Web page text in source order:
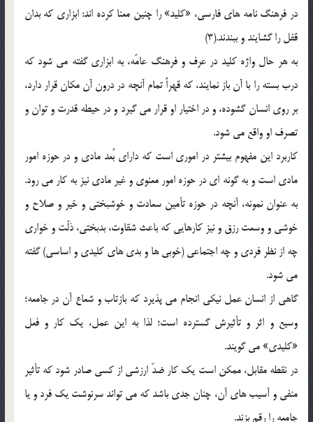
در فرهنگ نامه های فارسی، «کلید» را چنین معنا کرده اند: ابزاری که بدان
قفل را گشایند و ببندند.(3)
به هر حال واژه کلید در عرف و فرهنگ عامّه، به ابزاری گفته می شود که
درب بسته را با آن باز نمایند، که قهراً تمام آنچه در درون آن مکان قرار دارد،
بر روی انسان گشوده، و در اختیار او قرار می گیرد و در حیطه قدرت و توان و
تصرف او واقع می شود.
کاربرد این مفهوم بیشتر در اموری است که دارای بُعد مادی و در حوزه امور
مادی است و به گونه ای در حوزه امور معنوی و غیر مادی نیز به کار می رود.
به عنوان نمونه، آنچه در حوزه تأمین سعادت و خوشبختی و خیر و صلاح و
خوشی و وسعت رزق و نیز کارهایی که باعث شقاوت، بدبختی، ذلّت و خواری
چه از نظر فردی و چه اجتماعی (خوبی ها و بدی های کلیدی و اساسی) گفته
می شود.
گاهی از انسان عمل نیکی انجام می پذیرد که بازتاب و شعاع آن در جامعه؛
وسیع و اثر و تأثیرش گسترده است؛ لذا به این عمل، یک کار و فعل
«کلیدی» می گویند.
در نقطه مقابل، ممکن است یک کار ضدّ ارزشی از کسی صادر شود که تأثیر
منفی و آسیب های آن، چنان جدی باشد که می تواند سرنوشت یک فرد و یا
جامعه را رقم بزند.